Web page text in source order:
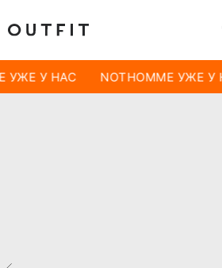
УЖЕ У НАС NOTHOMME УЖЕ У